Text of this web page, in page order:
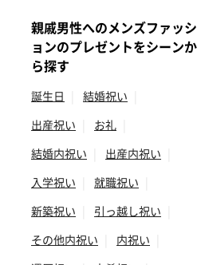
親戚男性へのメンズファッシ
ョンのプレゼントをシーンか
ら探す
誕生日 結婚祝い
出産祝い
お礼
結婚内祝い
出産内祝い
入学祝い
就職祝い
新築祝い
引っ越し祝い
その他内祝い
内祝い